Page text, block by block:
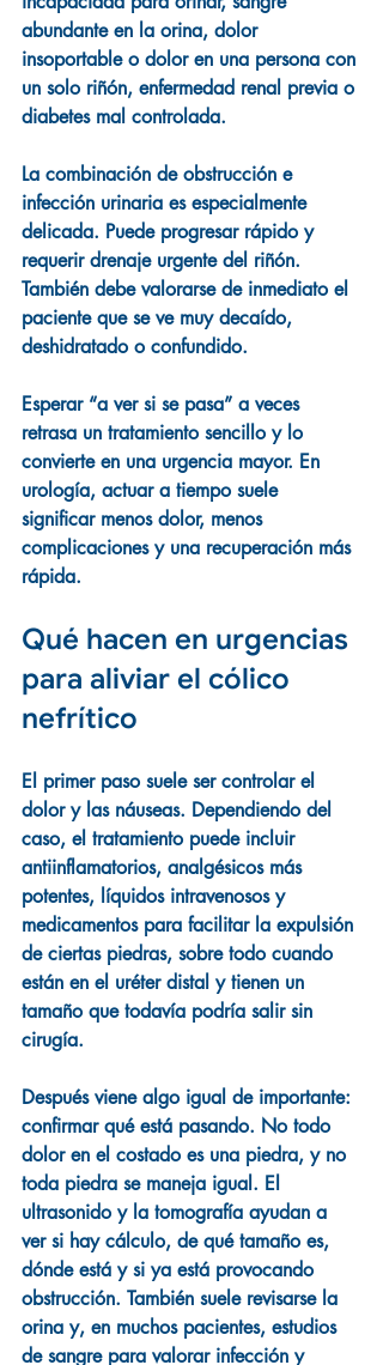
abundante en la orina, dolor
insoportable o dolor en una persona con
un solo riñón, enfermedad renal previa o
diabetes mal controlada.
La combinación de obstrucción e
infección urinaria es especialmente
delicada. Puede progresar rápido y
requerir drenaje urgente del riñón.
También debe valorarse de inmediato el
paciente que se ve muy decaído,
deshidratado o confundido.
Esperar “a ver si se pasa” a veces
retrasa un tratamiento sencillo y lo
convierte en una urgencia mayor. En
urología, actuar a tiempo suele
significar menos dolor, menos
complicaciones y una recuperación más
rápida.
Qué hacen en urgencias
para aliviar el cólico
nefrítico
El primer paso suele ser controlar el
dolor y las náuseas. Dependiendo del
caso, el tratamiento puede incluir
antiinflamatorios, analgésicos más
potentes, líquidos intravenosos y
medicamentos para facilitar la expulsión
de ciertas piedras, sobre todo cuando
están en el uréter distal y tienen un
tamaño que todavía podría salir sin
cirugía.
Después viene algo igual de importante:
confirmar qué está pasando. No todo
dolor en el costado es una piedra, y no
toda piedra se maneja igual. El
ultrasonido y la tomografía ayudan a
ver si hay cálculo, de qué tamaño es,
dónde está y si ya está provocando
obstrucción. También suele revisarse la
orina y, en muchos pacientes, estudios
de sangre para valorar infección y